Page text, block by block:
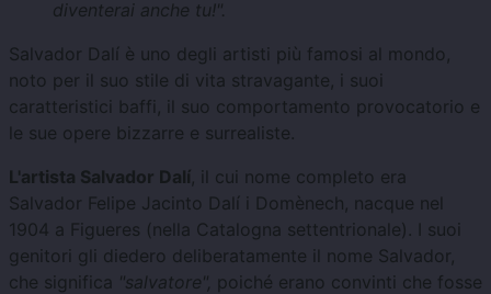
diventerai anche tu!".
Salvador Dalí è uno degli artisti più famosi al mondo,
noto per il suo stile di vita stravagante, i suoi
caratteristici baffi, il suo comportamento provocatorio e
le sue opere bizzarre e surrealiste.
L'artista Salvador Dalí , il cui nome completo era
Salvador Felipe Jacinto Dalí i Domènech, nacque nel
1904 a Figueres (nella Catalogna settentrionale). I suoi
genitori gli diedero deliberatamente il nome Salvador,
che significa "salvatore", poiché erano convinti che fosse